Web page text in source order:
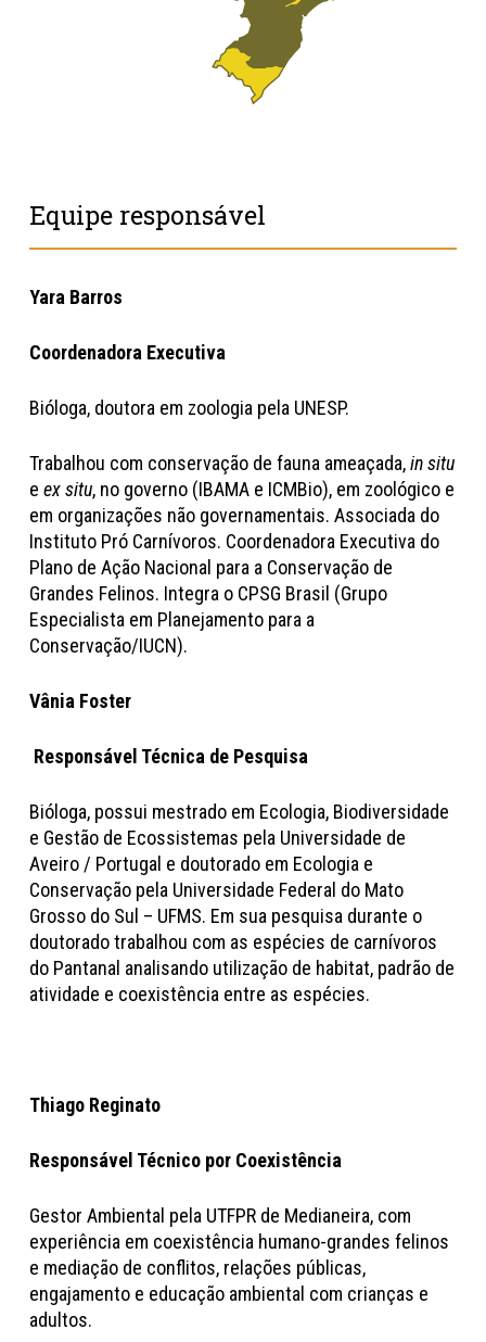
Equipe responsável
Yara Barros
Coordenadora Executiva
Bióloga, doutora em zoologia pela UNESP.
Trabalhou com conservação de fauna ameaçada,in situ
eex situ, no governo (IBAMA e ICMBio), em zoológico e
em organizações não governamentais. Associada do
Instituto Pró Carnívoros. Coordenadora Executiva do
Plano de Ação Nacional para a Conservação de
Grandes Felinos. Integra o CPSG Brasil (Grupo
Especialista em Planejamento para a
Conservação/IUCN).
Vânia Foster
Responsável Técnica de Pesquisa
Bióloga, possui mestrado em Ecologia, Biodiversidade
e Gestão de Ecossistemas pela Universidade de
Aveiro / Portugal e doutorado em Ecologia e
Conservação pela Universidade Federal do Mato
Grosso do Sul – UFMS. Em sua pesquisa durante o
doutorado trabalhou com as espécies de carnívoros
do Pantanal analisando utilização de habitat, padrão de
atividade e coexistência entre as espécies.
Thiago Reginato
Responsável Técnico por Coexistência
Gestor Ambiental pela UTFPR de Medianeira, com
experiência em coexistência humano-grandes felinos
e mediação de conflitos, relações públicas,
engajamento e educação ambiental com crianças e
adultos.